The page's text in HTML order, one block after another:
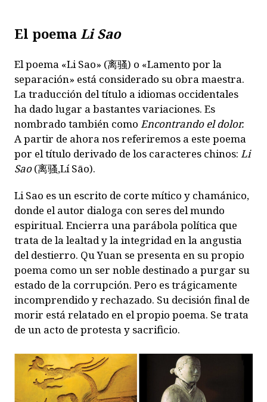
El poema Li Sao
El poema «Li Sao» (离骚) o «Lamento por la
separación» está considerado su obra maestra.
La traducción del título a idiomas occidentales
ha dado lugar a bastantes variaciones. Es
nombrado también como Encontrando el dolor.
A partir de ahora nos referiremos a este poema
por el título derivado de los caracteres chinos: Li
Sao(离骚,Lí Sāo).
Li Sao es un escrito de corte mítico y chamánico,
donde el autor dialoga con seres del mundo
espiritual. Encierra una parábola política que
trata de la lealtad y la integridad en la angustia
del destierro. Qu Yuan se presenta en su propio
poema como un ser noble destinado a purgar su
estado de la corrupción. Pero es trágicamente
incomprendido y rechazado. Su decisión final de
morir está relatado en el propio poema. Se trata
de un acto de protesta y sacrificio.